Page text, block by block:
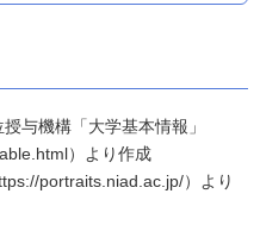
与機構「大学基本情報」
）より作成
portraits.niad.ac.jp/）より